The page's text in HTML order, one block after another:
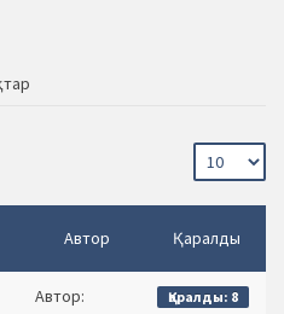
Автор Қаралды
Автор:
Қаралды: 8